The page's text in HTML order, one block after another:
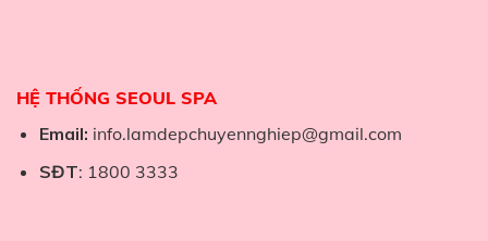
HỆ THỐNG SEOUL SPA
Email: info.lamdepchuyennghiep@gmail.com
SĐT: 1800 3333